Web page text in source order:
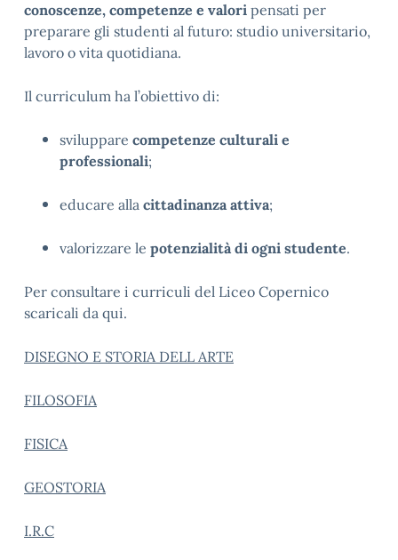
conoscenze, competenze e valori pensati per
preparare gli studenti al futuro: studio universitario,
lavoro o vita quotidiana.
Il curriculum ha l’obiettivo di:
sviluppare competenze culturali e
professionali;
educare alla cittadinanza attiva;
valorizzare le potenzialità di ogni studente.
Per consultare i curriculi del Liceo Copernico
scaricali da qui.
DISEGNO E STORIA DELL ARTE
FILOSOFIA
FISICA
GEOSTORIA
I.R.C